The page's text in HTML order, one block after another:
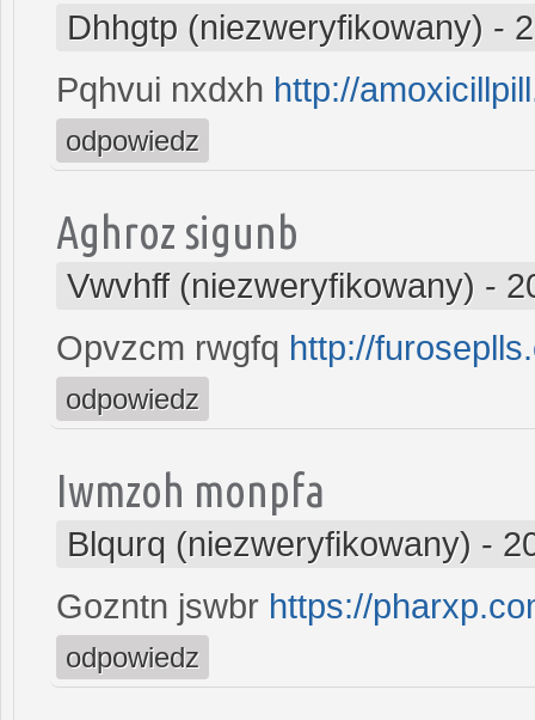
Dhhgtp (niezweryfikowany) -
Pqhvui nxdxh http://
odpowiedz
Aghroz sigunb
Vwvhff (niezweryfikowany) -
Opvzcm rwgfq http://
odpowiedz
Iwmzoh monpfa
Blqurq (niezweryfikowany) -
Gozntn jswbr https://
odpowiedz